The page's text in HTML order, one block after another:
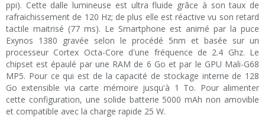
ppi). Cette dalle lumineuse est ultra fluide grâce à son taux de
rafraichissement de 120 Hz; de plus elle est réactive vu son retard
tactile maitrisé (77 ms). Le Smartphone est animé par la puce
Exynos 1380 gravée selon le procédé 5nm et basée sur un
processeur Cortex Octa-Core d'une fréquence de 2.4 Ghz. Le
chipset est épaulé par une RAM de 6 Go et par le GPU Mali-G68
MP5. Pour ce qui est de la capacité de stockage interne de 128
Go extensible via carte mémoire jusqu'à 1 To. Pour alimenter
cette configuration, une solide batterie 5000 mAh non amovible
et compatible avec la charge rapide 25 W.